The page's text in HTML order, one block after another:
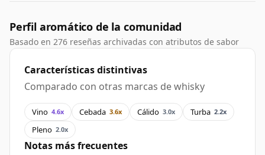
Perfil aromático de la comunidad
Basado en 276 reseñas archivadas con atributos de sabor
Características distintivas
Comparado con otras marcas de whisky
Vino 4.6x Cebada 3.6x Cálido 3.0x Turba 2.2x
Pleno 2.0x
Notas más frecuentes